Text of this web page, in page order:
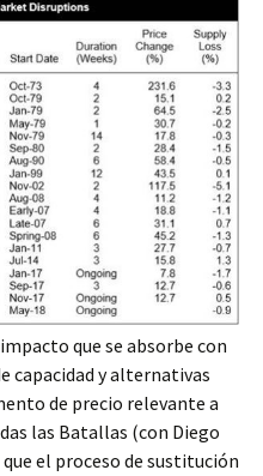
que se absorbe con
capacidad y alternativas
de precio relevante a
las Batallas (con Diego
el proceso de sustitución